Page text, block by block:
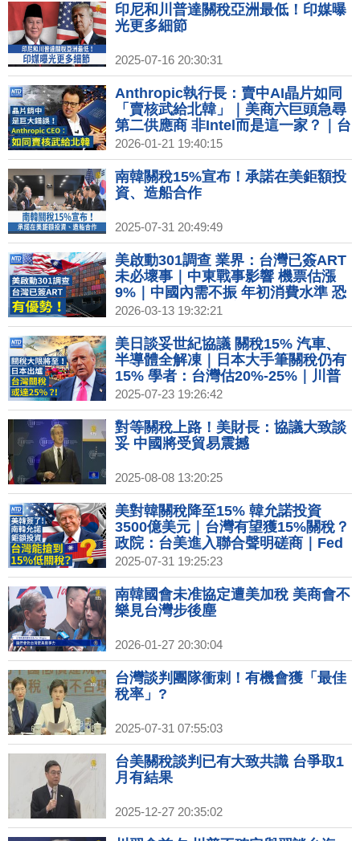
印尼和川普達關稅亞洲最低！印媒曝
光更多細節
2025-07-16 20:30:31
Anthropic執行長：賣中AI晶片如同
「賣核武給北韓」｜美商六巨頭急尋
第二供應商 非Intel而是這一家？｜台
灣搶先拿下晶片優惠 李在明：不能比
台灣差｜Netflix營收和獲利雙雙成長
訂閱用戶突破3.25億
2026-01-21 19:40:15
南韓關稅15%宣布！承諾在美鉅額投
資、造船合作
2025-07-31 20:49:49
美啟動301調查 業界：台灣已簽ART
未必壞事｜中東戰事影響 機票估漲
9%｜中國內需不振 年初消費水準 恐
創疫情後新低｜川普豁免全球1個月
內買俄油 已裝船限定
2026-03-13 19:32:21
美日談妥世紀協議 關稅15% 汽車、
半導體全解凍｜日本大手筆關稅仍有
15% 學者：台灣估20%-25%｜川普
不只打貿易戰！科技美元正重塑全球
金融網路｜統一集團信義區第2家百
貨 開箱博客來實體書店
2025-07-23 19:26:42
對等關稅上路！美財長：協議大致談
妥 中國將受貿易震撼
2025-08-08 13:20:25
美對韓關稅降至15% 韓允諾投資
3500億美元｜台灣有望獲15%關稅？
政院：台美進入聯合聲明磋商｜Fed
鮑爾暗示不急於降息 道瓊連三黑｜澳
洲擴大青少年社群禁令
2025-07-31 19:25:23
南韓國會未准協定遭美加稅 美商會不
樂見台灣步後塵
2026-01-27 20:30:04
台灣談判團隊衝刺！有機會獲「最佳
稅率」?
2025-07-31 07:55:03
台美關稅談判已有大致共識 台爭取1
月有結果
2025-12-27 20:35:02